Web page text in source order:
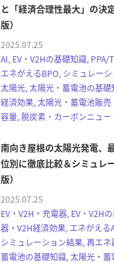
と「経済合理性最大」の決
版）
2025.07.25
AI, EV・V2Hの基礎知識, PPA/
エネがえるBPO, シミュレー
太陽光, 太陽光・蓄電池の基
経済効果, 太陽光・蓄電池販
容量, 脱炭素・カーボンニュー
南向き屋根の太陽光発電、
位別に徹底比較＆シミュレ
版）
2025.07.25
EV・V2H・充電器, EV・V2H
器・V2H経済効果, エネがえる
シミュレーション結果, 再エネ
蓄電池の基礎知識, 太陽光・